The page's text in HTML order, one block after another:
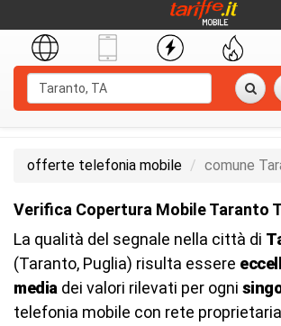
offerte telefonia mobile comune
Verifica Copertura Mobile Taranto
La qualità del segnale nella città di
(Taranto, Puglia) risulta essere
media dei valori rilevati per ogni
telefonia mobile con rete